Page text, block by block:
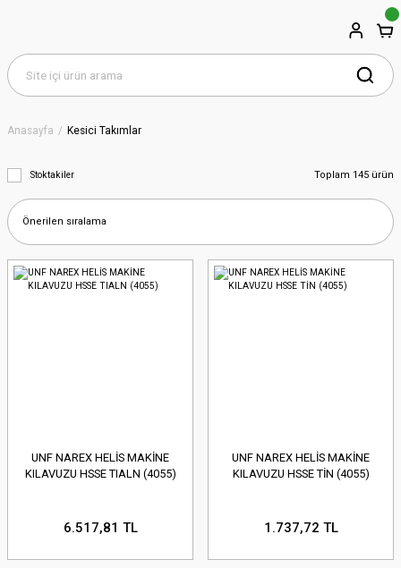
Anasayfa Kesici Takımlar
Stoktakiler Toplam 145 ürün
UNF NAREX HELİS MAKİNE
KILAVUZU HSSE TIALN (4055)
6.517,81 TL
UNF NAREX HELİS MAKİNE
KILAVUZU HSSE TİN (4055)
1.737,72 TL